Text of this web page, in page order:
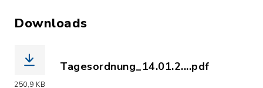
Downloads
250,9 KB
Tagesordnung_14.01.2....pdf